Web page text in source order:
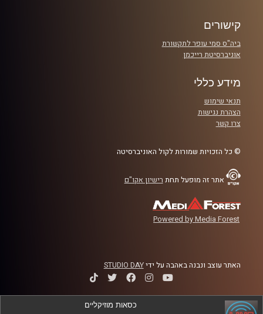
קישורים
ביה"ס סמי עופר לתקשורת
אוניברסיטת רייכמן
מידע כללי
תנאי שימוש
הצהרת נגישות
צרו קשר
© כל הזכויות שמורות לקול האוניברסיטה
אתר זה מופעל תחת רישיון אקו"ם
Powered by Media Forest
האתר עוצב ונבנה באהבה על ידיSTUDIO DAY
כסאות מוזיקליים